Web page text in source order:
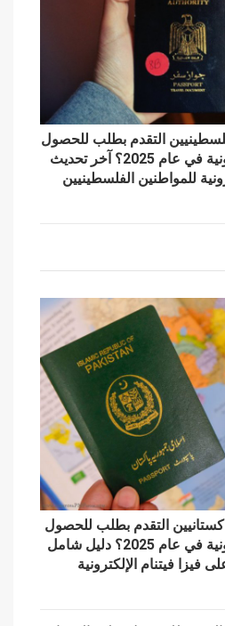
التقدم بطلب للحصول
على فيزا فيتنام الإلكترونية في عام 2025؟ آخر تحديث
للمواطنين الفلسطينيين
التقدم بطلب للحصول
على فيزا فيتنام الإلكترونية في عام 2025؟ دليل شامل
فيتنام الإلكترونية